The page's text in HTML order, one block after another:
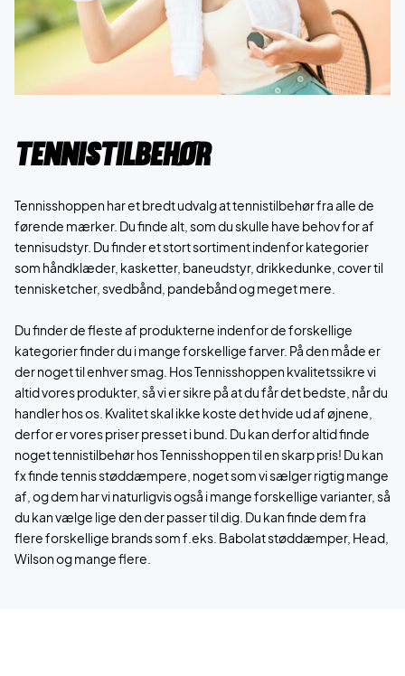
Tennistilbehør
Tennisshoppen har et bredt udvalg at tennistilbehør fra alle de
førende mærker. Du finde alt, som du skulle have behov for af
tennisudstyr. Du finder et stort sortiment indenfor kategorier
som håndklæder, kasketter, baneudstyr, drikkedunke, cover til
tennisketcher, svedbånd, pandebånd og meget mere.
Du finder de fleste af produkterne indenfor de forskellige
kategorier finder du i mange forskellige farver. På den måde er
der noget til enhver smag. Hos Tennisshoppen kvalitetssikre vi
altid vores produkter, så vi er sikre på at du får det bedste, når du
handler hos os. Kvalitet skal ikke koste det hvide ud af øjnene,
derfor er vores priser presset i bund. Du kan derfor altid finde
noget tennistilbehør hos Tennisshoppen til en skarp pris! Du kan
fx finde tennis støddæmpere, noget som vi sælger rigtig mange
af, og dem har vi naturligvis også i mange forskellige varianter, så
du kan vælge lige den der passer til dig. Du kan finde dem fra
flere forskellige brands som f.eks. Babolat støddæmper, Head,
Wilson og mange flere.